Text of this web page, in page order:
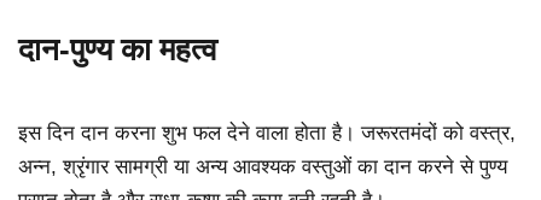
दान-पुण्य का महत्व
इस दिन दान करना शुभ फल देने वाला होता है। जरूरतमंदों को वस्त्र,
अन्न, श्रृंगार सामग्री या अन्य आवश्यक वस्तुओं का दान करने से पुण्य